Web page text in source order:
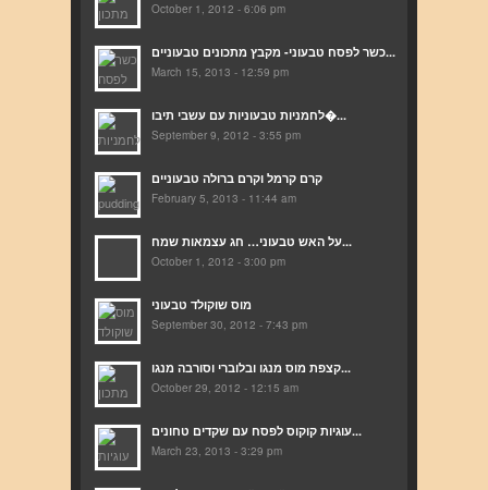
October 1, 2012 - 6:06 pm
כשר לפסח טבעוני- מקבץ מתכונים טבעוניים...
March 15, 2013 - 12:59 pm
לחמניות טבעוניות עם עשבי תיבו�...
September 9, 2012 - 3:55 pm
קרם קרמל וקרם ברולה טבעוניים
February 5, 2013 - 11:44 am
על האש טבעוני… חג עצמאות שמח...
October 1, 2012 - 3:00 pm
מוס שוקולד טבעוני
September 30, 2012 - 7:43 pm
קצפת מוס מנגו ובלוברי וסורבה מנגו...
October 29, 2012 - 12:15 am
עוגיות קוקוס לפסח עם שקדים טחונים...
March 23, 2013 - 3:29 pm